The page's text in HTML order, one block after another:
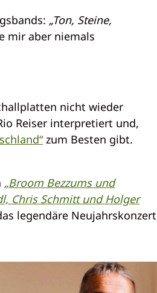
„Ton, Steine,
mir aber niemals
nicht wieder
Reiser interpretiert und,
zum Besten gibt.
„Broom Bezzums und
Chris Schmitt und Holger
legendäre Neujahrskonzert